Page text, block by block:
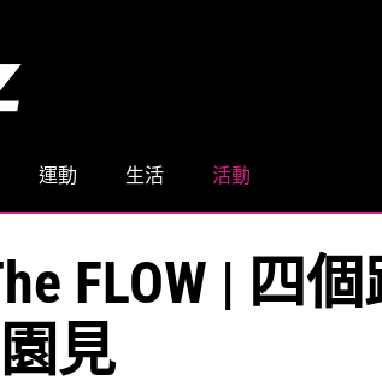
運動 生活 活動
FLOW | 四
見